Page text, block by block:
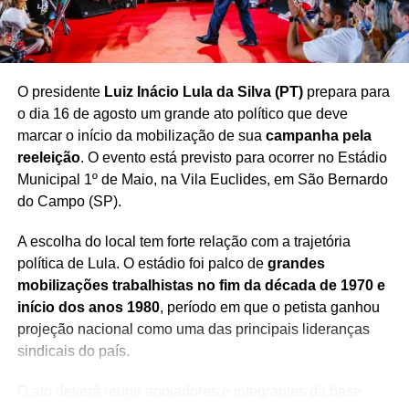
O presidente Luiz Inácio Lula da Silva (PT)prepara para
o dia 16 de agosto um grande ato político que deve
marcar o início da mobilização de sua campanha pela
reeleição. O evento está previsto para ocorrer no Estádio
Municipal 1º de Maio, na Vila Euclides, em São Bernardo
do Campo (SP).
A escolha do local tem forte relação com a trajetória
política de Lula. O estádio foi palco de grandes
mobilizações trabalhistas no fim da década de 1970 e
início dos anos 1980, período em que o petista ganhou
projeção nacional como uma das principais lideranças
sindicais do país.